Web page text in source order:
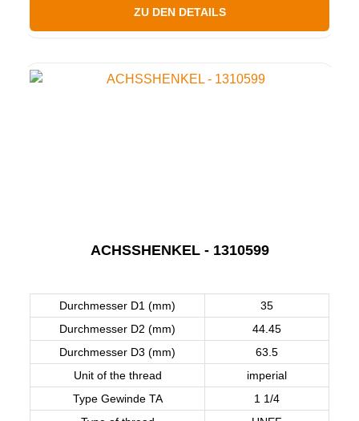
ZU DEN DETAILS
ACHSSHENKEL - 1310599
Durchmesser D1 (mm)
35
Durchmesser D2 (mm)
44.45
Durchmesser D3 (mm)
63.5
Unit of the thread
imperial
Type Gewinde TA
1 1/4